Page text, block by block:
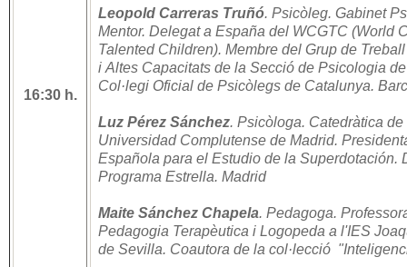
16:30 h.
Leopold Carreras Truñó. Psicòleg. Gabinet
Mentor. Delegat a España del WCGTC (World
Talented Children). Membre del Grup de
i Altes Capacitats de la Secció de Psicologia
Col·legi Oficial de Psicòlegs de Catalunya.
Luz Pérez Sánchez. Psicòloga. Catedràtica
Universidad Complutense de Madrid.
Española para el Estudio de la Superdotación.
Programa Estrella. Madrid
Maite Sánchez Chapela. Pedagoga.
Pedagogia Terapèutica i Logopeda a l'IES
de Sevilla. Coautora de la col·lecció